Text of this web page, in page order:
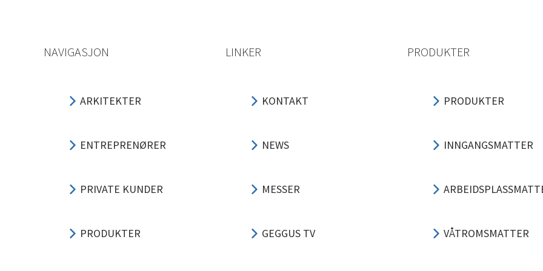
NAVIGASJON
ARKITEKTER
ENTREPRENØRER
PRIVATE KUNDER
PRODUKTER
LINKER
KONTAKT
NEWS
MESSER
GEGGUS TV
PRODUKTER
PRODUKTER
INNGANGSMATTER
VÅTROMSMATTER